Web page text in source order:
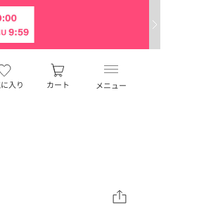
メニュー
入り カート